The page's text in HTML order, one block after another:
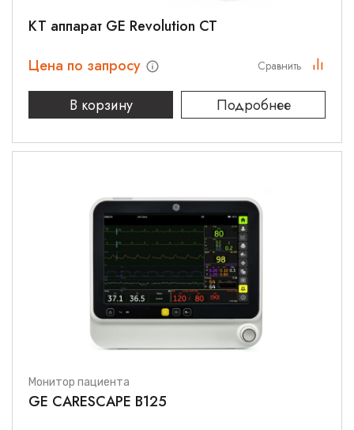
КТ аппарат GE Revolution CT
Цена по запросу
В корзину
Подробнее
Сравнить
Монитор пациента
GE CARESCAPE B125